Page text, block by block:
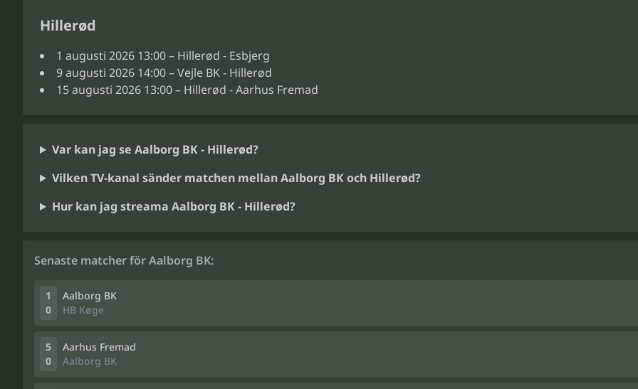
Hillerød
1 augusti 2026 13:00 – Hillerød - Esbjerg
9 augusti 2026 14:00 – Vejle BK - Hillerød
15 augusti 2026 13:00 – Hillerød - Aarhus Fremad
Var kan jag se Aalborg BK - Hillerød?
Vilken TV-kanal sänder matchen mellan Aalborg BK och Hillerød?
Hur kan jag streama Aalborg BK - Hillerød?
Senaste matcher för Aalborg BK:
1
0
Aalborg BK
HB Køge
5
0
Aarhus Fremad
Aalborg BK